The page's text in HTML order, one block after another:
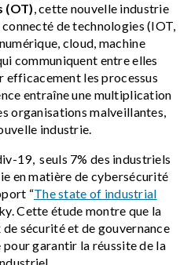
(OT), cette nouvelle industrie
de technologies (IOT,
cloud, machine
communiquent entre elles
les processus
entraîne une multiplication
organisations malveillantes,
industrie.
19, seuls 7% des industriels
en matière de cybersécurité
“The state of industrial
Cette étude montre que la
sécurité et de gouvernance
pour garantir la réussite de la